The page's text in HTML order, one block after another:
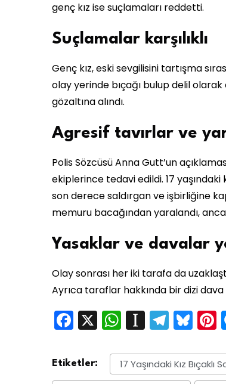
genç kız ise suçlamaları reddetti.
Suçlamalar karşılıklı
Genç kız, eski sevgilisini tartışma
olay yerinde bıçağı bulup delil
gözaltına alındı.
Agresif tavırlar ve
Polis Sözcüsü Anna Gutt’un
ekiplerince tedavi edildi. 17
son derece saldırgan ve işbirliğine
memuru bacağından yaralandı,
Yasaklar ve davalar
Olay sonrası her iki tarafa da
Ayrıca taraflar hakkında bir dizi dava
Facebook
X WhatsApp
Etiketler: 17 Yaşındaki Kız Bıçaklı